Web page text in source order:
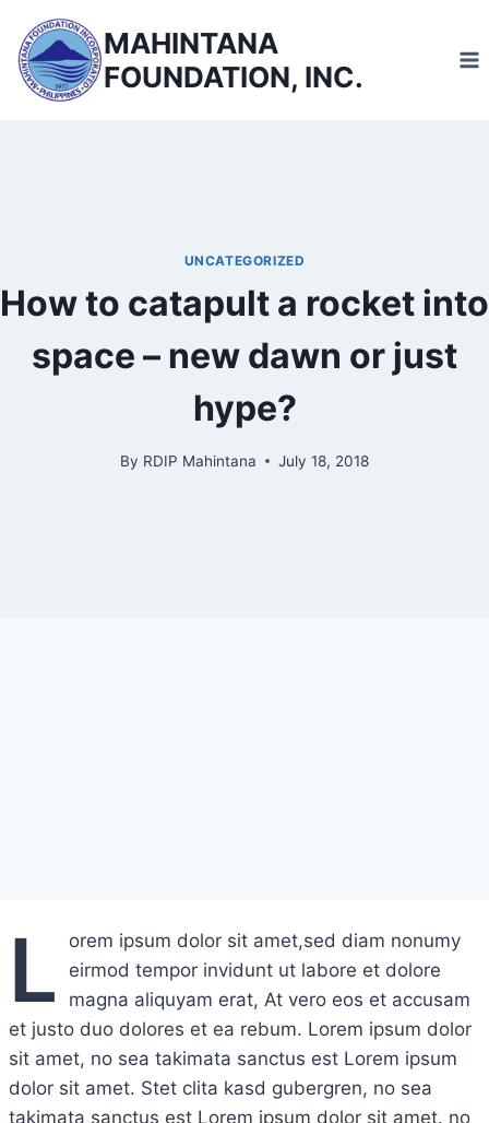
content
MAHINTANA
FOUNDATION, INC.
UNCATEGORIZED
How to catapult a rocket into
space – new dawn or just
hype?
By RDIP Mahintana July 18, 2018
L
orem ipsum dolor sit amet,sed diam nonumy
eirmod tempor invidunt ut labore et dolore
magna aliquyam erat, At vero eos et accusam
et justo duo dolores et ea rebum. Lorem ipsum dolor
sit amet, no sea takimata sanctus est Lorem ipsum
dolor sit amet. Stet clita kasd gubergren, no sea
takimata sanctus est Lorem ipsum dolor sit amet. no